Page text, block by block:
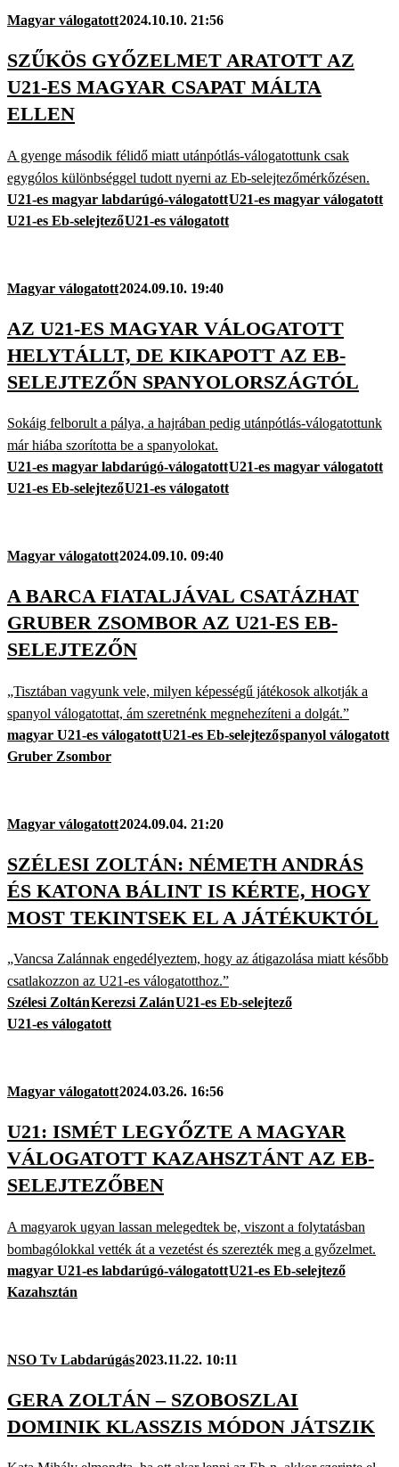
Magyar válogatott2024.10.10. 21:56
SZŰKÖS GYŐZELMET ARATOTT AZ
U21-ES MAGYAR CSAPAT MÁLTA
ELLEN
A gyenge második félidő miatt utánpótlás-válogatottunk csak
egygólos különbséggel tudott nyerni az Eb-selejtezőmérkőzésen.
U21-es magyar labdarúgó-válogatottU21-es magyar válogatott
U21-es Eb-selejtezőU21-es válogatott
Magyar válogatott2024.09.10. 19:40
AZ U21-ES MAGYAR VÁLOGATOTT
HELYTÁLLT, DE KIKAPOTT AZ EB-
SELEJTEZŐN SPANYOLORSZÁGTÓL
Sokáig felborult a pálya, a hajrában pedig utánpótlás-válogatottunk
már hiába szorította be a spanyolokat.
U21-es magyar labdarúgó-válogatottU21-es magyar válogatott
U21-es Eb-selejtezőU21-es válogatott
Magyar válogatott2024.09.10. 09:40
A BARCA FIATALJÁVAL CSATÁZHAT
GRUBER ZSOMBOR AZ U21-ES EB-
SELEJTEZŐN
„Tisztában vagyunk vele, milyen képességű játékosok alkotják a
spanyol válogatottat, ám szeretnénk megnehezíteni a dolgát.”
magyar U21-es válogatottU21-es Eb-selejtezőspanyol válogatott
Gruber Zsombor
Magyar válogatott2024.09.04. 21:20
SZÉLESI ZOLTÁN: NÉMETH ANDRÁS
ÉS KATONA BÁLINT IS KÉRTE, HOGY
MOST TEKINTSEK EL A JÁTÉKUKTÓL
„Vancsa Zalánnak engedélyeztem, hogy az átigazolása miatt később
csatlakozzon az U21-es válogatotthoz.”
Szélesi ZoltánKerezsi ZalánU21-es Eb-selejtező
U21-es válogatott
Magyar válogatott2024.03.26. 16:56
U21: ISMÉT LEGYŐZTE A MAGYAR
VÁLOGATOTT KAZAHSZTÁNT AZ EB-
SELEJTEZŐBEN
A magyarok ugyan lassan melegedtek be, viszont a folytatásban
bombagólokkal vették át a vezetést és szerezték meg a győzelmet.
magyar U21-es labdarúgó-válogatottU21-es Eb-selejtező
Kazahsztán
NSO Tv Labdarúgás2023.11.22. 10:11
GERA ZOLTÁN – SZOBOSZLAI
DOMINIK KLASSZIS MÓDON JÁTSZIK